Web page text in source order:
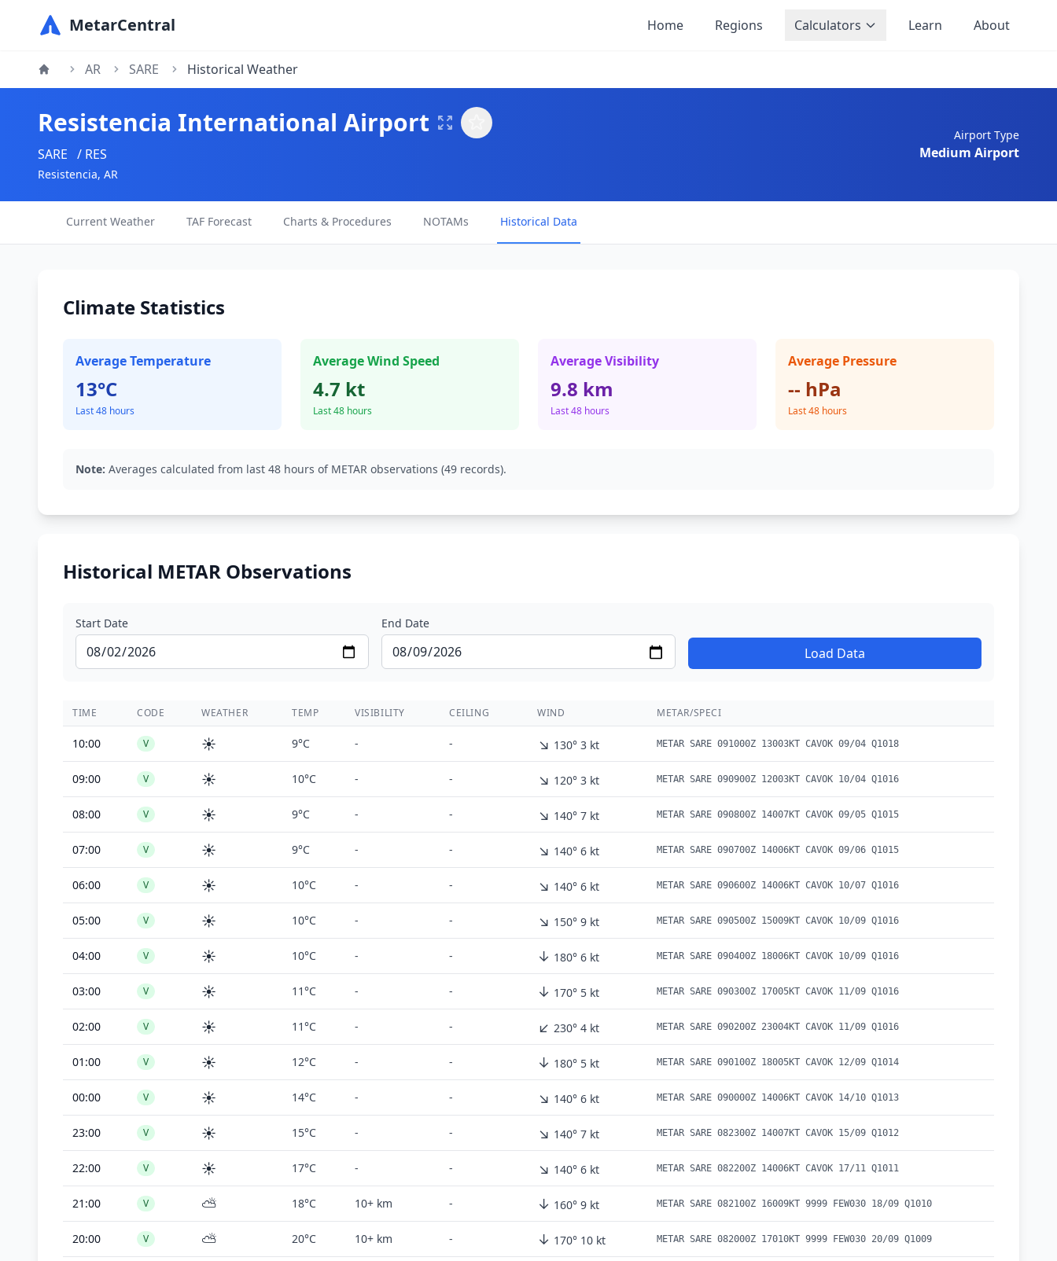
MetarCentral Home Regions Calculators Learn About
AR SARE Historical Weather
Resistencia International Airport
SARE / RES
Resistencia, AR
Airport Type
Medium Airport
Current Weather TAF Forecast Charts & Procedures NOTAMs Historical Data
Climate Statistics
Average Temperature
13°C
Last 48 hours
Average Wind Speed
4.7 kt
Last 48 hours
Average Visibility
9.8 km
Last 48 hours
Average Pressure
-- hPa
Last 48 hours
Note: Averages calculated from last 48 hours of METAR observations (49 records).
Historical METAR Observations
Start Date End Date
Load Data
TIME CODE WEATHER TEMP VISIBILITY CEILING WIND METAR/SPECI
10:00 V ☀️ 9°C - - ↘ 130° 3 kt METAR SARE 091000Z 13003KT CAVOK 09/04 Q1018
09:00 V ☀️ 10°C - - ↘ 120° 3 kt METAR SARE 090900Z 12003KT CAVOK 10/04 Q1016
08:00 V ☀️ 9°C - - ↘ 140° 7 kt METAR SARE 090800Z 14007KT CAVOK 09/05 Q1015
07:00 V ☀️ 9°C - - ↘ 140° 6 kt METAR SARE 090700Z 14006KT CAVOK 09/06 Q1015
06:00 V ☀️ 10°C - - ↘ 140° 6 kt METAR SARE 090600Z 14006KT CAVOK 10/07 Q1016
05:00 V ☀️ 10°C - - ↘ 150° 9 kt METAR SARE 090500Z 15009KT CAVOK 10/09 Q1016
04:00 V ☀️ 10°C - - ↓ 180° 6 kt METAR SARE 090400Z 18006KT CAVOK 10/09 Q1016
03:00 V ☀️ 11°C - - ↓ 170° 5 kt METAR SARE 090300Z 17005KT CAVOK 11/09 Q1016
02:00 V ☀️ 11°C - - ↙ 230° 4 kt METAR SARE 090200Z 23004KT CAVOK 11/09 Q1016
01:00 V ☀️ 12°C - - ↓ 180° 5 kt METAR SARE 090100Z 18005KT CAVOK 12/09 Q1014
00:00 V ☀️ 14°C - - ↘ 140° 6 kt METAR SARE 090000Z 14006KT CAVOK 14/10 Q1013
23:00 V ☀️ 15°C - - ↘ 140° 7 kt METAR SARE 082300Z 14007KT CAVOK 15/09 Q1012
22:00 V ☀️ 17°C - - ↘ 140° 6 kt METAR SARE 082200Z 14006KT CAVOK 17/11 Q1011
21:00 V ⛅ 18°C 10+ km - ↓ 160° 9 kt METAR SARE 082100Z 16009KT 9999 FEW030 18/09 Q1010
20:00 V ⛅ 20°C 10+ km - ↓ 170° 10 kt METAR SARE 082000Z 17010KT 9999 FEW030 20/09 Q1009